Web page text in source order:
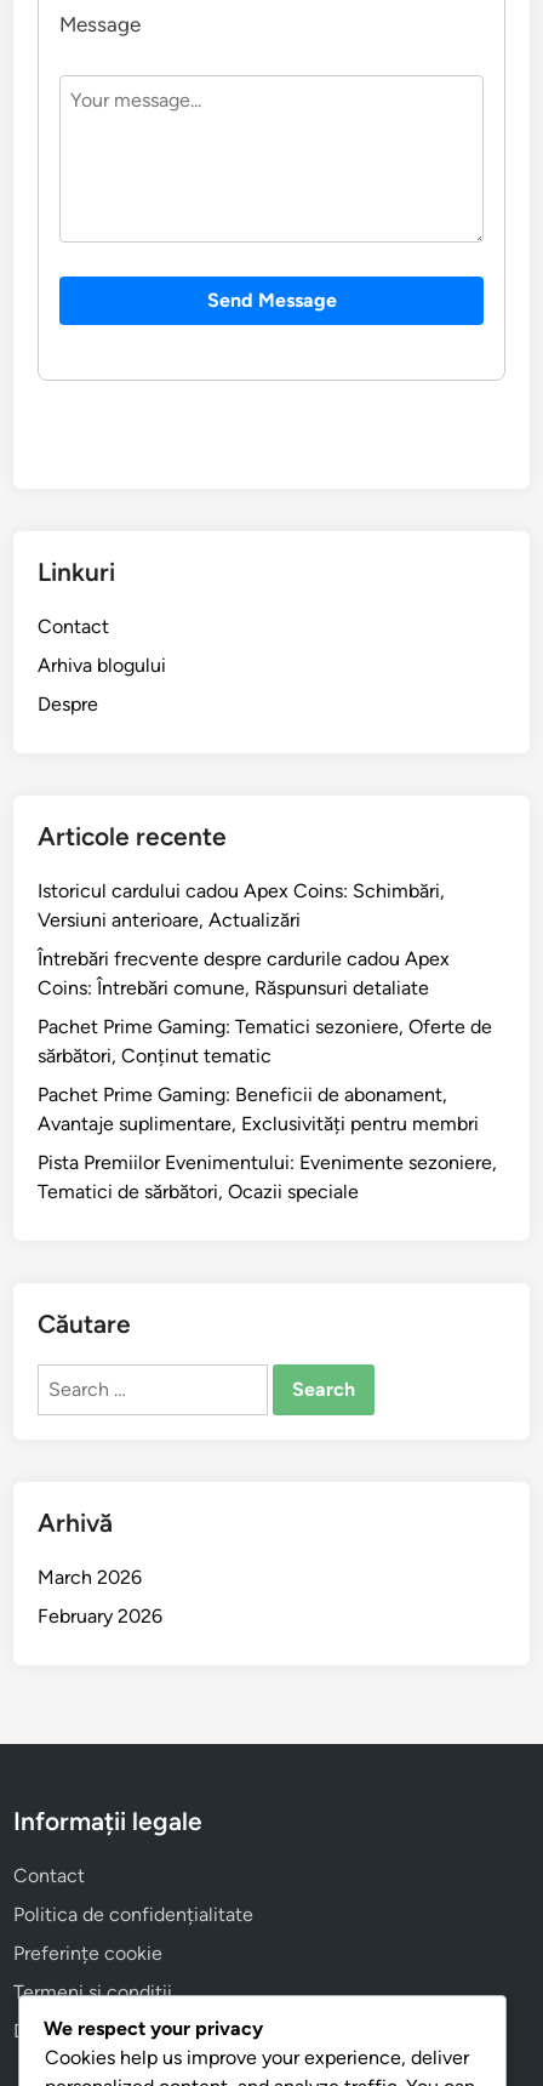
Message
Send Message
Linkuri
Contact
Arhiva blogului
Despre
Articole recente
Istoricul cardului cadou Apex Coins: Schimbări,
Versiuni anterioare, Actualizări
Întrebări frecvente despre cardurile cadou Apex
Coins: Întrebări comune, Răspunsuri detaliate
Pachet Prime Gaming: Tematici sezoniere, Oferte de
sărbători, Conținut tematic
Pachet Prime Gaming: Beneficii de abonament,
Avantaje suplimentare, Exclusivități pentru membri
Pista Premiilor Evenimentului: Evenimente sezoniere,
Tematici de sărbători, Ocazii speciale
Căutare
Search
Arhivă
March 2026
February 2026
Informații legale
Contact
Politica de confidențialitate
Preferințe cookie
Termeni și condiții
DespreWe respect your privacy
Cookies help us improve your experience, deliver